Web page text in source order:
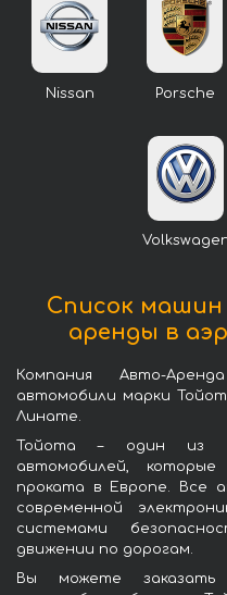
Nissan Porsche
Список машин
аренды в
Компания Авто-
автомобили марки
Линате.
Тойота – один из
автомобилей, которые
проката в Европе. Все
современной
системами
движении по дорогам.
Вы можете заказать